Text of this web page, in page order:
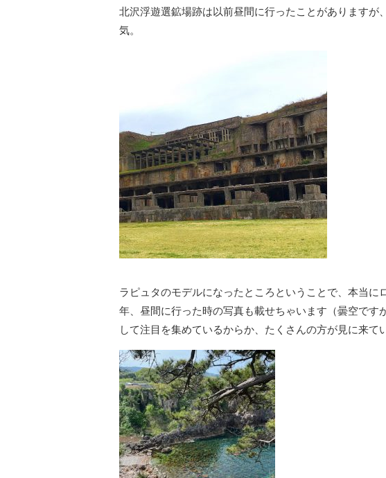
北沢浮遊選鉱場跡は以前昼間に行ったことがありますが
気。
ラピュタのモデルになったところということで、本当に
年、昼間に行った時の写真も載せちゃいます（曇空です
して注目を集めているからか、たくさんの方が見に来て